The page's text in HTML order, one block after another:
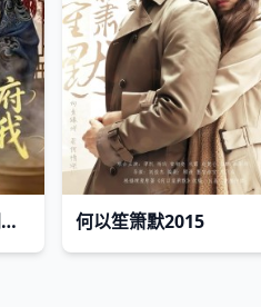
厨娘带崽，侯府满门团宠我 何以笙箫默2015